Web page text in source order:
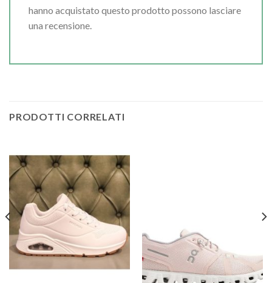
hanno acquistato questo prodotto possono lasciare
una recensione.
PRODOTTI CORRELATI